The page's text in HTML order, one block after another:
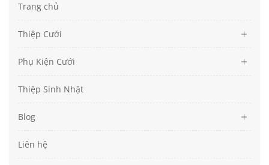
Trang chủ
Thiệp Cưới
Phụ Kiện Cưới
Thiệp Sinh Nhật
Blog
Liên hệ